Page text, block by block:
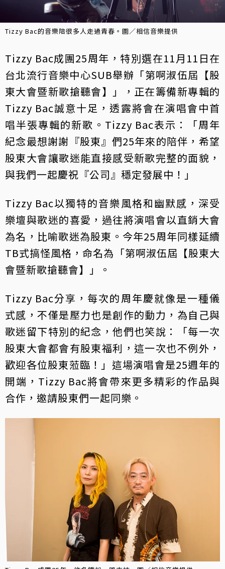
Tizzy Bac的音樂陪很多人走過青春。圖／相信音樂提供
Tizzy Bac成團25周年，特別選在11月11日在
台北流行音樂中心SUB舉辦「第啊淑伍屆【股
東大會暨新歌搶聽會】」，正在籌備新專輯的
Tizzy Bac誠意十足，透露將會在演唱會中首
唱半張專輯的新歌。Tizzy Bac表示：「周年
紀念最想謝謝『股東』們25年來的陪伴，希望
股東大會讓歌迷能直接感受新歌完整的面貌，
與我們一起慶祝『公司』穩定發展中！」
Tizzy Bac以獨特的音樂風格和幽默感，深受
樂壇與歌迷的喜愛，過往將演唱會以直銷大會
為名，比喻歌迷為股東。今年25周年同樣延續
TB式搞怪風格，命名為「第啊淑伍屆【股東大
會暨新歌搶聽會】」。
Tizzy Bac分享，每次的周年慶就像是一種儀
式感，不僅是壓力也是創作的動力，為自己與
歌迷留下特別的紀念，他們也笑說：「每一次
股東大會都會有股東福利，這一次也不例外，
歡迎各位股東蒞臨！」這場演唱會是25週年的
開端，Tizzy Bac將會帶來更多精彩的作品與
合作，邀請股東們一起同樂。